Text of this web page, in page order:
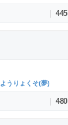
445
ようりょくそ(夢)
480